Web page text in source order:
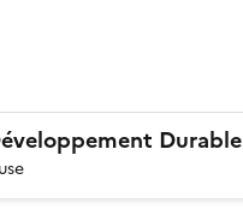
Durable